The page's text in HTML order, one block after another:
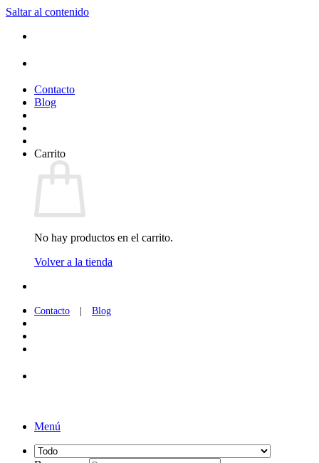
Saltar al contenido
Contacto
Blog
Carrito
No hay productos en el carrito.
Volver a la tienda
Contacto Blog
Menú